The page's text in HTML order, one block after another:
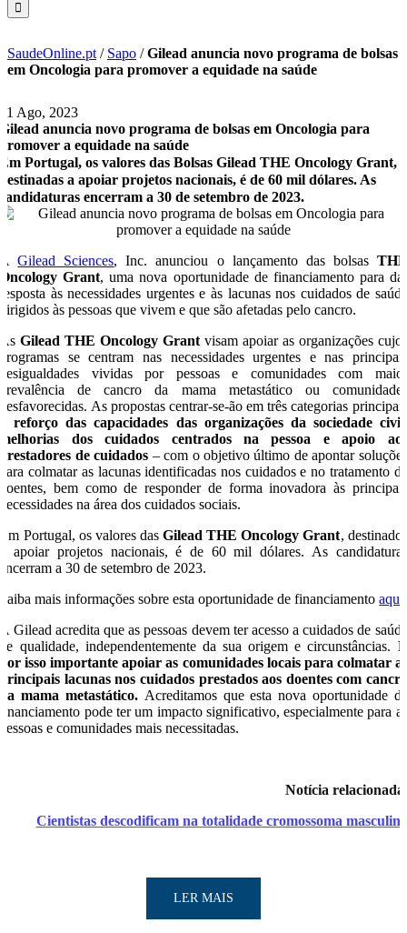
SaudeOnline.pt / Sapo /Gilead anuncia novo programa de bolsas
em Oncologia para promover a equidade na saúde
31 Ago, 2023
Gilead anuncia novo programa de bolsas em Oncologia para
promover a equidade na saúde
Em Portugal, os valores das Bolsas Gilead THE Oncology Grant,
destinadas a apoiar projetos nacionais, é de 60 mil dólares. As
candidaturas encerram a 30 de setembro de 2023.
AGilead Sciences, Inc. anunciou o lançamento das bolsas THE
Oncology Grant, uma nova oportunidade de financiamento para dar
resposta às necessidades urgentes e às lacunas nos cuidados de saúde
dirigidos às pessoas que vivem e que são afetadas pelo cancro.
AsGilead THE Oncology Grant visam apoiar as organizações cujos
programas se centram nas necessidades urgentes e nas principais
desigualdades vividas por pessoas e comunidades com maior
prevalência de cancro da mama metastático ou comunidades
desfavorecidas. As propostas centrar-se-ão em três categorias principais
reforço das capacidades das organizações da sociedade civil,
melhorias dos cuidados centrados na pessoa e apoio aos
prestadores de cuidados – com o objetivo último de apontar soluções
para colmatar as lacunas identificadas nos cuidados e no tratamento de
doentes, bem como de responder de forma inovadora às principais
necessidades na área dos cuidados sociais.
Em Portugal, os valores dasGilead THE Oncology Grant, destinados
a apoiar projetos nacionais, é de 60 mil dólares. As candidaturas
encerram a 30 de setembro de 2023.
Saiba mais informações sobre esta oportunidade de financiamentoaqui
A Gilead acredita que as pessoas devem ter acesso a cuidados de saúde
de qualidade, independentemente da sua origem e circunstâncias. É
por isso importante apoiar as comunidades locais para colmatar as
principais lacunas nos cuidados prestados aos doentes com cancro
da mama metastático. Acreditamos que esta nova oportunidade de
financiamento pode ter um impacto significativo, especialmente para as
pessoas e comunidades mais necessitadas.
Notícia relacionada
Cientistas descodificam na totalidade cromossoma masculino
LER MAIS